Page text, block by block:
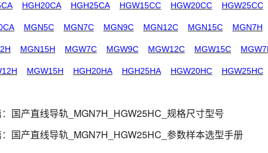
HGH20CA HGH25CA HGW15CC HGW20CC HGW25CC
MGN5C MGN7C MGN9C MGN12C MGN15C MGN7H
MGN15H MGW7C MGW9C MGW12C MGW15C
MGW15H HGH20HA HGH25HA HGW20HC HGW25HC
国产直线导轨_MGN7H_HGW25HC_规格尺寸型号
国产直线导轨_MGN7H_HGW25HC_参数样本选型手册